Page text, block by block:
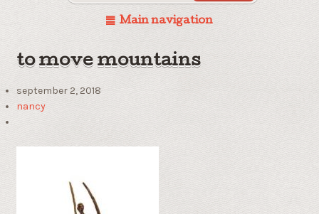
Main navigation
to move mountains
september 2, 2018
nancy